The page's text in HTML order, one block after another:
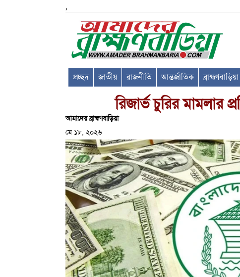
,
প্রচ্ছদ জাতীয় রাজনীতি আন্তর্জাতিক
রিজার্ভ চুরির মামলার
আমাদের ব্রাহ্মণবাড়িয়া
মে ১৮, ২০২৬